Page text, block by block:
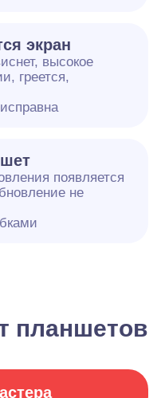
экран
высокое
греется,
появляется
не
планшетов